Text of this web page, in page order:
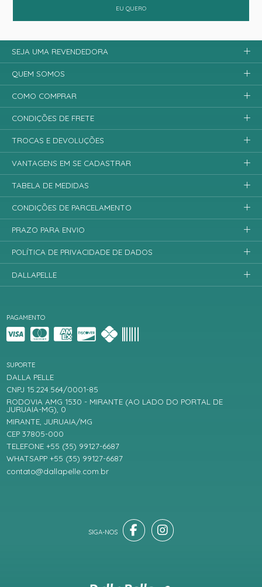
EU QUERO
PAGAMENTO
SUPORTE
DALLA PELLE
CNPJ 15.224.564/0001-85
RODOVIA AMG 1530 - MIRANTE (AO LADO DO PORTAL DE
JURUAIA-MG), 0
MIRANTE, JURUAIA/MG
CEP 37805-000
TELEFONE +55 (35) 99127-6687
WHATSAPP +55 (35) 99127-6687
contato@dallapelle.com.br
SEJA UMA REVENDEDORA
QUEM SOMOS
COMO COMPRAR
CONDIÇÕES DE FRETE
TROCAS E DEVOLUÇÕES
VANTAGENS EM SE CADASTRAR
TABELA DE MEDIDAS
CONDIÇÕES DE PARCELAMENTO
PRAZO PARA ENVIO
POLÍTICA DE PRIVACIDADE DE DADOS
DALLAPELLE